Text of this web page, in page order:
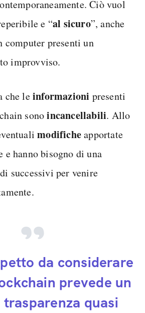
Ciò vuol
e “al sicuro”, anche
computer presenti un
improvviso.
che leinformazioni presenti
sonoincancellabili. Allo
modificheapportate
e hanno bisogno di una
successivi per venire
da considerare
prevede un
quasi